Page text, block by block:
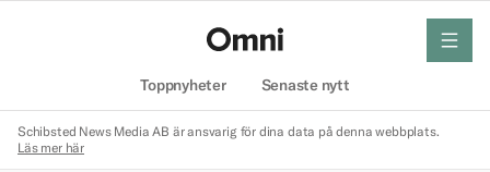
Toppnyheter Senaste nytt
meny
Schibsted News Media AB är ansvarig för dina data på denna webbplats.
Läs mer här